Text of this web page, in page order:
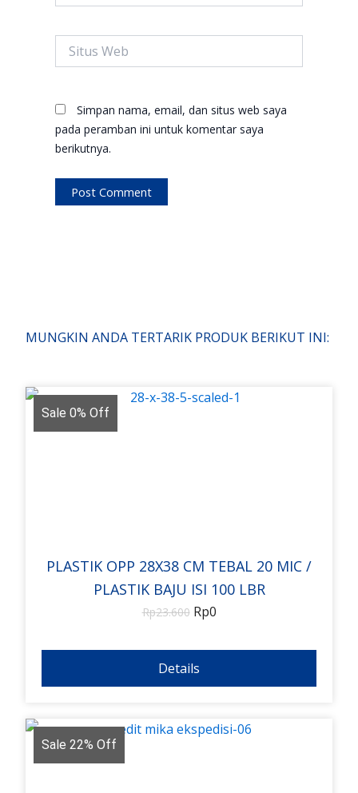
Web
Simpan nama, email, dan situs web saya
pada peramban ini untuk komentar saya
berikutnya.
MUNGKIN ANDA TERTARIK PRODUK BERIKUT INI:
Sale 0% Off
PLASTIK OPP 28X38 CM TEBAL 20 MIC /
PLASTIK BAJU ISI 100 LBR
Rp23.600 Rp0
Details
Sale 22% Off